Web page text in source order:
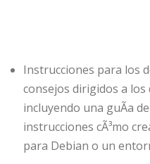
Instrucciones para los
consejos dirigidos a
incluyendo una guÃ­a
instrucciones cÃ³mo
para Debian o un